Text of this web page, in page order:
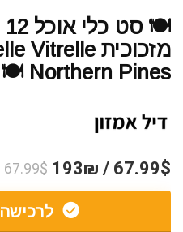
Northern Pines 🍽️
67.99$ / 193₪
67.99$
לרכישה